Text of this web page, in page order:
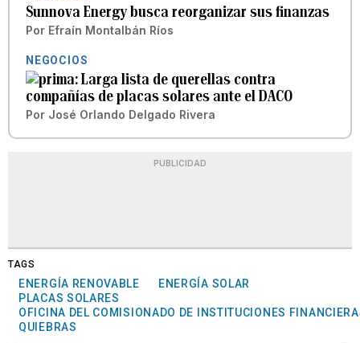
Sunnova Energy busca reorganizar sus finanzas
Por Efraín Montalbán Ríos
NEGOCIOS
Larga lista de querellas contra
compañías de placas solares ante el DACO
Por José Orlando Delgado Rivera
PUBLICIDAD
TAGS
ENERGÍA RENOVABLE
ENERGÍA SOLAR
PLACAS SOLARES
OFICINA DEL COMISIONADO DE INSTITUCIONES
QUIEBRAS